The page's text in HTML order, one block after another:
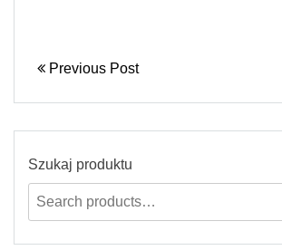
Previous Post
Szukaj produktu